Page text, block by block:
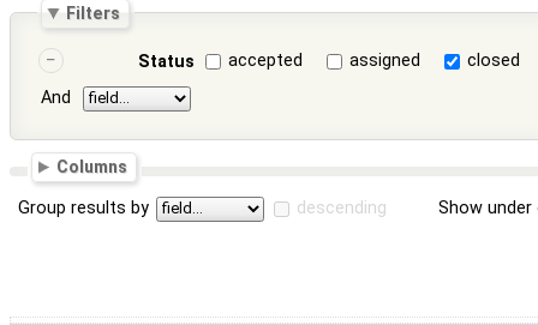
Filters
Status accepted assigned
closed
And
Columns
Group results by descending Show